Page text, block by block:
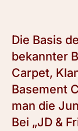
Die Basis
bekannter
Carpet,
Basement
man die
Bei „JD &